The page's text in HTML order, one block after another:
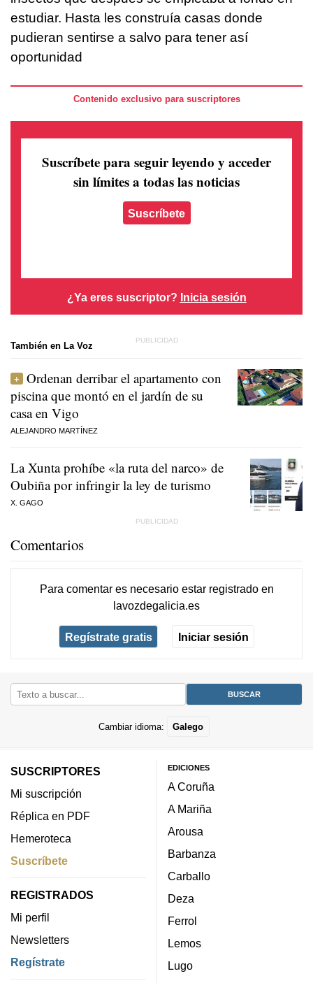
estudiar. Hasta les construía casas donde
pudieran sentirse a salvo para tener así
oportunidad
Contenido exclusivo para suscriptores
Suscríbete para seguir leyendo y acceder
sin límites a todas las noticias
Suscríbete
¿Ya eres suscriptor? Inicia sesión
También en La Voz
Ordenan derribar el apartamento con
piscina que montó en el jardín de su
casa en Vigo
ALEJANDRO MARTÍNEZ
La Xunta prohíbe «la ruta del narco» de
Oubiña por infringir la ley de turismo
X. GAGO
Comentarios
Para comentar es necesario estar registradoen
lavozdegalicia.es
Regístrate gratis Iniciar sesión
Cambiar idioma: Galego
SUSCRIPTORES
Mi suscripción
Réplica en PDF
Hemeroteca
Suscríbete
REGISTRADOS
Mi perfil
Newsletters
Regístrate
EDICIONES
A Coruña
A Mariña
Arousa
Barbanza
Carballo
Deza
Ferrol
Lemos
Lugo